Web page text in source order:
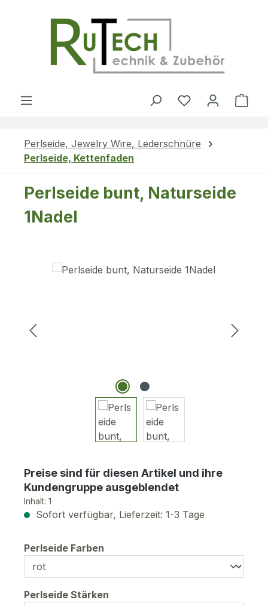
Du hast 0
Perlseide, Jewelry Wire, Lederschnüre
Perlseide, Kettenfaden
Perlseide bunt, Naturseide
1Nadel
Bildergalerie überspringen
Preise sind für diesen Artikel und ihre
Kundengruppe ausgeblendet
Inhalt: 1
Sofort verfügbar, Lieferzeit: 1-3 Tage
Perlseide Farben
Perlseide Stärken